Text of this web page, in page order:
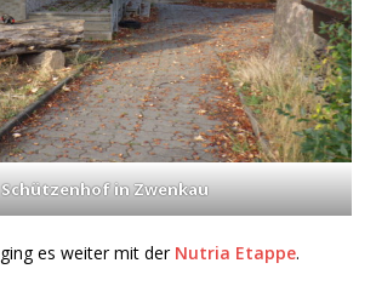
Schützenhof in Zwenkau
es weiter mit der Nutria Etappe.